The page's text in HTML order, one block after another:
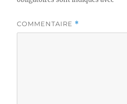
COMMENTAIRE *